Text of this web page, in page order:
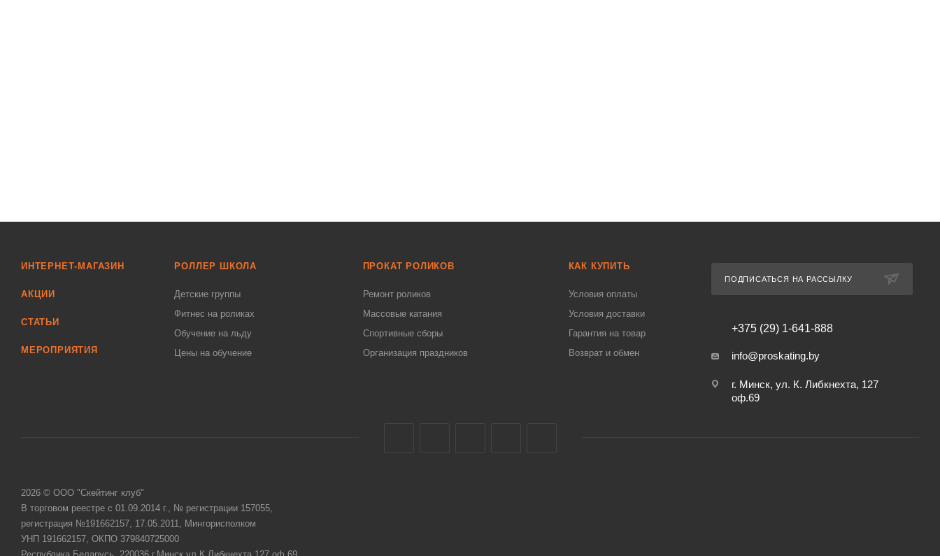
ИНТЕРНЕТ-МАГАЗИН
АКЦИИ
СТАТЬИ
МЕРОПРИЯТИЯ
РОЛЛЕР ШКОЛА
Детские группы
Фитнес на роликах
Обучение на льду
Цены на обучение
ПРОКАТ РОЛИКОВ
Ремонт роликов
Массовые катания
Спортивные сборы
Организация праздников
КАК КУПИТЬ
Условия оплаты
Условия доставки
Гарантия на товар
Возврат и обмен
ПОДПИСАТЬСЯ НА РАССЫЛКУ
+375 (29) 1-641-888
info@proskating.by
г. Минск, ул. К. Либкнехта, 127
оф.69
2026 © ООО "Скейтинг клуб"
В торговом реестре с 01.09.2014 г., № регистрации 157055,
регистрация №191662157, 17.05.2011, Мингорисполком
УНП 191662157, ОКПО 379840725000